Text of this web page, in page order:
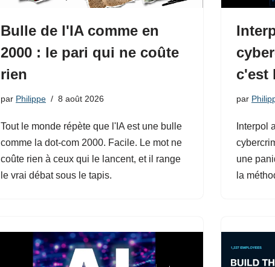
Bulle de l'IA comme en
2000 : le pari qui ne coûte
rien
par Philippe 8 août 2026
Tout le monde répète que l'IA est une bulle
comme la dot-com 2000. Facile. Le mot ne
coûte rien à ceux qui le lancent, et il range
le vrai débat sous le tapis.
c'est
par
Interpol
une
la